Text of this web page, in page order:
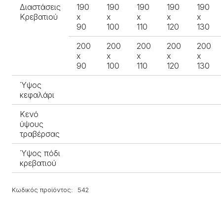
Διαστάσεις
Κρεβατιού
190
x
90
190
x
100
190
x
110
190
x
120
190
x
130
200
x
90
200
x
100
200
x
110
200
x
120
200
x
130
Ύψος
κεφαλάρι
Κενό
ύψους
τραβέρσας
Ύψος πόδι
κρεβατιού
Κωδικός προϊόντος: 542